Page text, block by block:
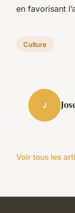
en favorisant
Culture
J
Voir tous les